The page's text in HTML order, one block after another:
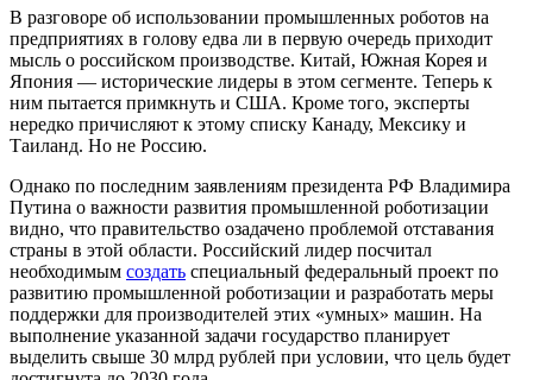
В разговоре об использовании промышленных роботов на
предприятиях в голову едва ли в первую очередь приходит
мысль о российском производстве. Китай, Южная Корея и
Япония — исторические лидеры в этом сегменте. Теперь к
ним пытается примкнуть и США. Кроме того, эксперты
нередко причисляют к этому списку Канаду, Мексику и
Таиланд. Но не Россию.
Однако по последним заявлениям президента РФ Владимира
Путина о важности развития промышленной роботизации
видно, что правительство озадачено проблемой отставания
страны в этой области. Российский лидер посчитал
необходимым создать специальный федеральный проект по
развитию промышленной роботизации и разработать меры
поддержки для производителей этих «умных» машин. На
выполнение указанной задачи государство планирует
выделить свыше 30 млрд рублей при условии, что цель будет